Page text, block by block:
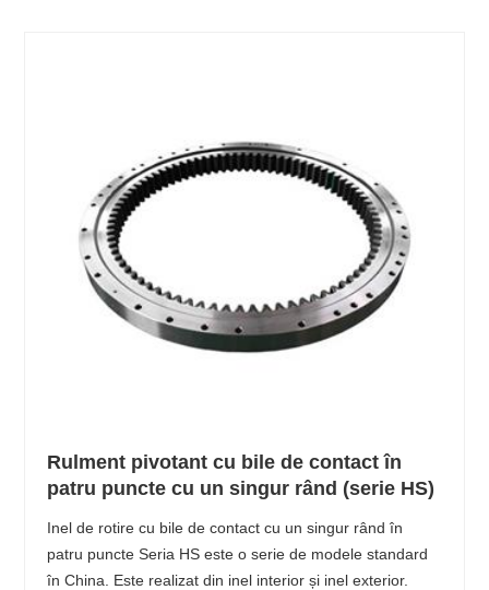
Rulment pivotant cu bile de contact în
patru puncte cu un singur rând (serie HS)
Inel de rotire cu bile de contact cu un singur rând în
patru puncte Seria HS este o serie de modele standard
în China. Este realizat din inel interior și inel exterior.